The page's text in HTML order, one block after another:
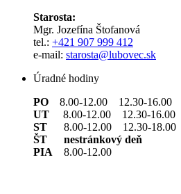
Starosta:
Mgr. Jozefína Štofanová
tel.: +421 907 999 412
e-mail: starosta@lubovec.sk
Úradné hodiny
PO 8.00-12.00 12.30-16.00
UT 8.00-12.00 12.30-16.00
ST 8.00-12.00 12.30-18.00
ŠT nestránkový deň
PIA 8.00-12.00